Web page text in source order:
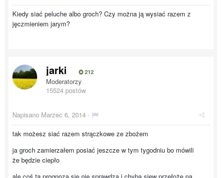
Kiedy siać peluche albo groch? Czy można ją wysiać razem z
jęczmieniem jarym?
jarki 212
Moderatorzy
15524 postów
Napisano Marzec 6, 2014 ·
tak możesz siać razem strączkowe ze zbożem
ja groch zamierzałem posiać jeszcze w tym tygodniu bo mówili
że będzie ciepło